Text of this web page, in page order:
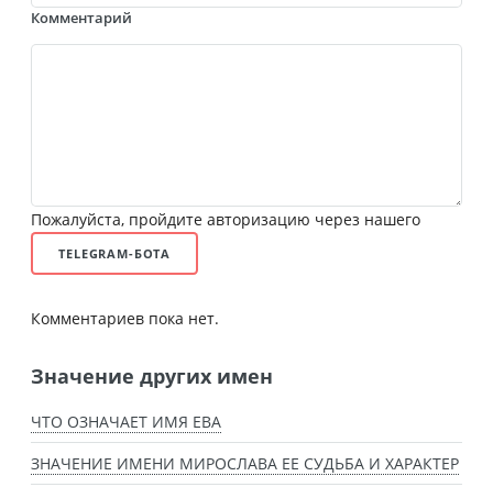
Комментарий
Пожалуйста, пройдите авторизацию через нашего
TELEGRAM-БОТА
Комментариев пока нет.
Значение других имен
ЧТО ОЗНАЧАЕТ ИМЯ ЕВА
ЗНАЧЕНИЕ ИМЕНИ МИРОСЛАВА ЕЕ СУДЬБА И ХАРАКТЕР